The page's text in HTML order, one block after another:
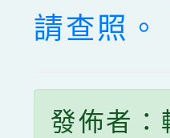
請查照。
發佈者：